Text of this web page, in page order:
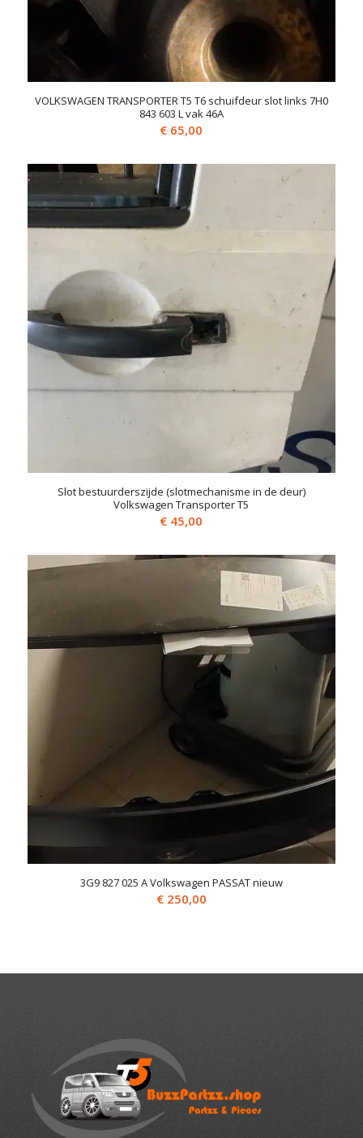
VOLKSWAGEN TRANSPORTER T5 T6 schuifdeur slot links 7H0
843 603 L vak 46A
€ 65,00
Slot bestuurderszijde (slotmechanisme in de deur)
Volkswagen Transporter T5
€ 45,00
3G9 827 025 A Volkswagen PASSAT nieuw
€250,00